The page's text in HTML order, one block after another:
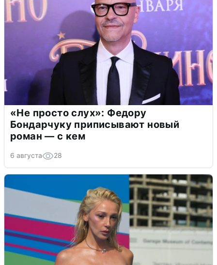
«Не просто слух»: Федору
Бондарчуку приписывают новый
роман — с кем
6 августа 28